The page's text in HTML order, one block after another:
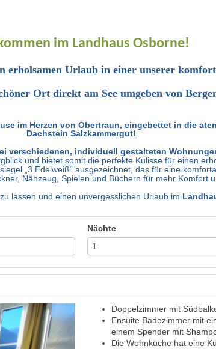
im Landhaus Osborne!
erholsamen Urlaub in einer unserer
Ort direkt am See umgeben von
im Herzen von Obertraun, eingebettet in die
Dachstein Salzkammergut!
verschiedenen, individuell gestalteten
und bietet somit die perfekte Kulisse für einen
„3 Edelweiß“ ausgezeichnet, das für eine
Nähzeug, Spielen und Büchern für mehr Komfort
lassen und einen unvergesslichen Urlaub im
Nächte
Next
Doppelzimmer mit
Ensuite Badezimmer mit
einem Spender mit
Die Wohnküche hat eine